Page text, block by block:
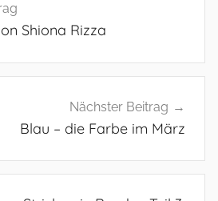
Shiona Rizza
Nächster Beitrag
Blau – die Farbe im März